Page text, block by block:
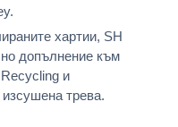
хартии, SH
допълнение към
и
трева.